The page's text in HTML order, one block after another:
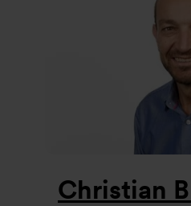
Christian